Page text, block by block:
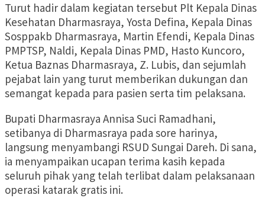
Turut hadir dalam kegiatan tersebut Plt Kepala Dinas
Kesehatan Dharmasraya, Yosta Defina, Kepala Dinas
Sosppakb Dharmasraya, Martin Efendi, Kepala Dinas
PMPTSP, Naldi, Kepala Dinas PMD, Hasto Kuncoro,
Ketua Baznas Dharmasraya, Z. Lubis, dan sejumlah
pejabat lain yang turut memberikan dukungan dan
semangat kepada para pasien serta tim pelaksana.
Bupati Dharmasraya Annisa Suci Ramadhani,
setibanya di Dharmasraya pada sore harinya,
langsung menyambangi RSUD Sungai Dareh. Di sana,
ia menyampaikan ucapan terima kasih kepada
seluruh pihak yang telah terlibat dalam pelaksanaan
operasi katarak gratis ini.